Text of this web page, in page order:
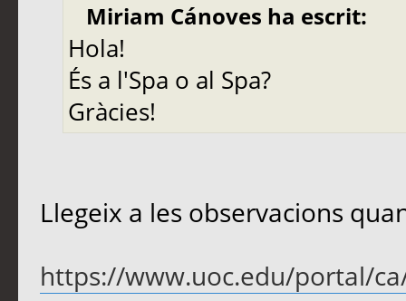
Miriam Cánoves ha escrit:
Hola!
És a l'Spa o al Spa?
Gràcies!
Llegeix a les observacions
https://www.uoc.edu/portal/